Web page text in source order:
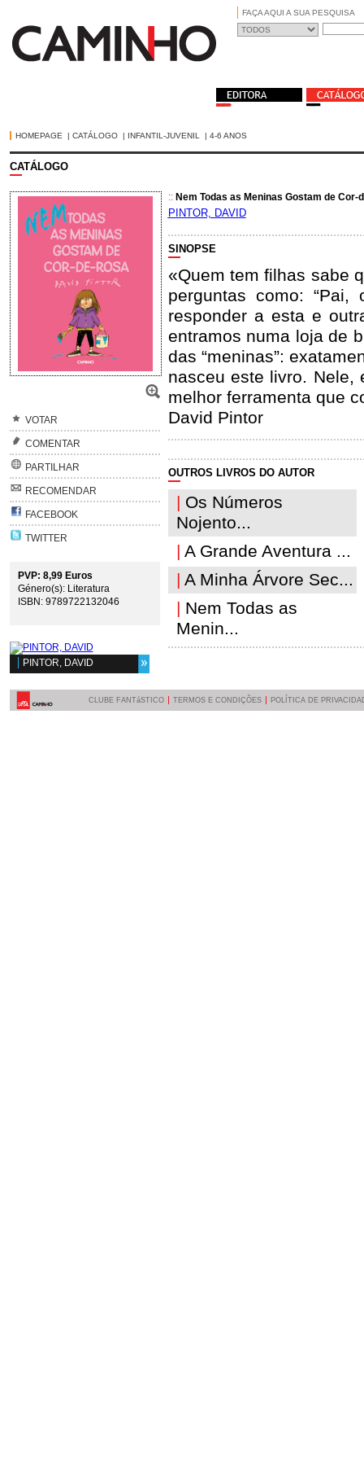
FAÇA AQUI A SUA PESQUISA
HOMEPAGE | CATÁLOGO| INFANTIL-JUVENIL | 4-6 ANOS
CATÁLOGO
VOTAR
COMENTAR
PARTILHAR
RECOMENDAR
FACEBOOK
TWITTER
PVP: 8,99 Euros
Género(s): Literatura
ISBN: 9789722132046
PINTOR, DAVID
:: Nem Todas as Meninas Gostam de Cor-
PINTOR, DAVID
SINOPSE
«Quem tem filhas sabe
perguntas como:
responder a esta e
entramos numa loja de
das “meninas”:
nasceu este livro. Nele,
melhor ferramenta que
David Pintor
OUTROS LIVROS DO AUTOR
| Os Números
Nojento...
| A Grande Aventura ...
| A Minha Árvore Sec...
| Nem Todas as
Menin...
CLUBE FANTáSTICO TERMOS E CONDIÇÕES POLÍTICA DE